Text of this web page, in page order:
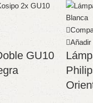
GU10
Añadir